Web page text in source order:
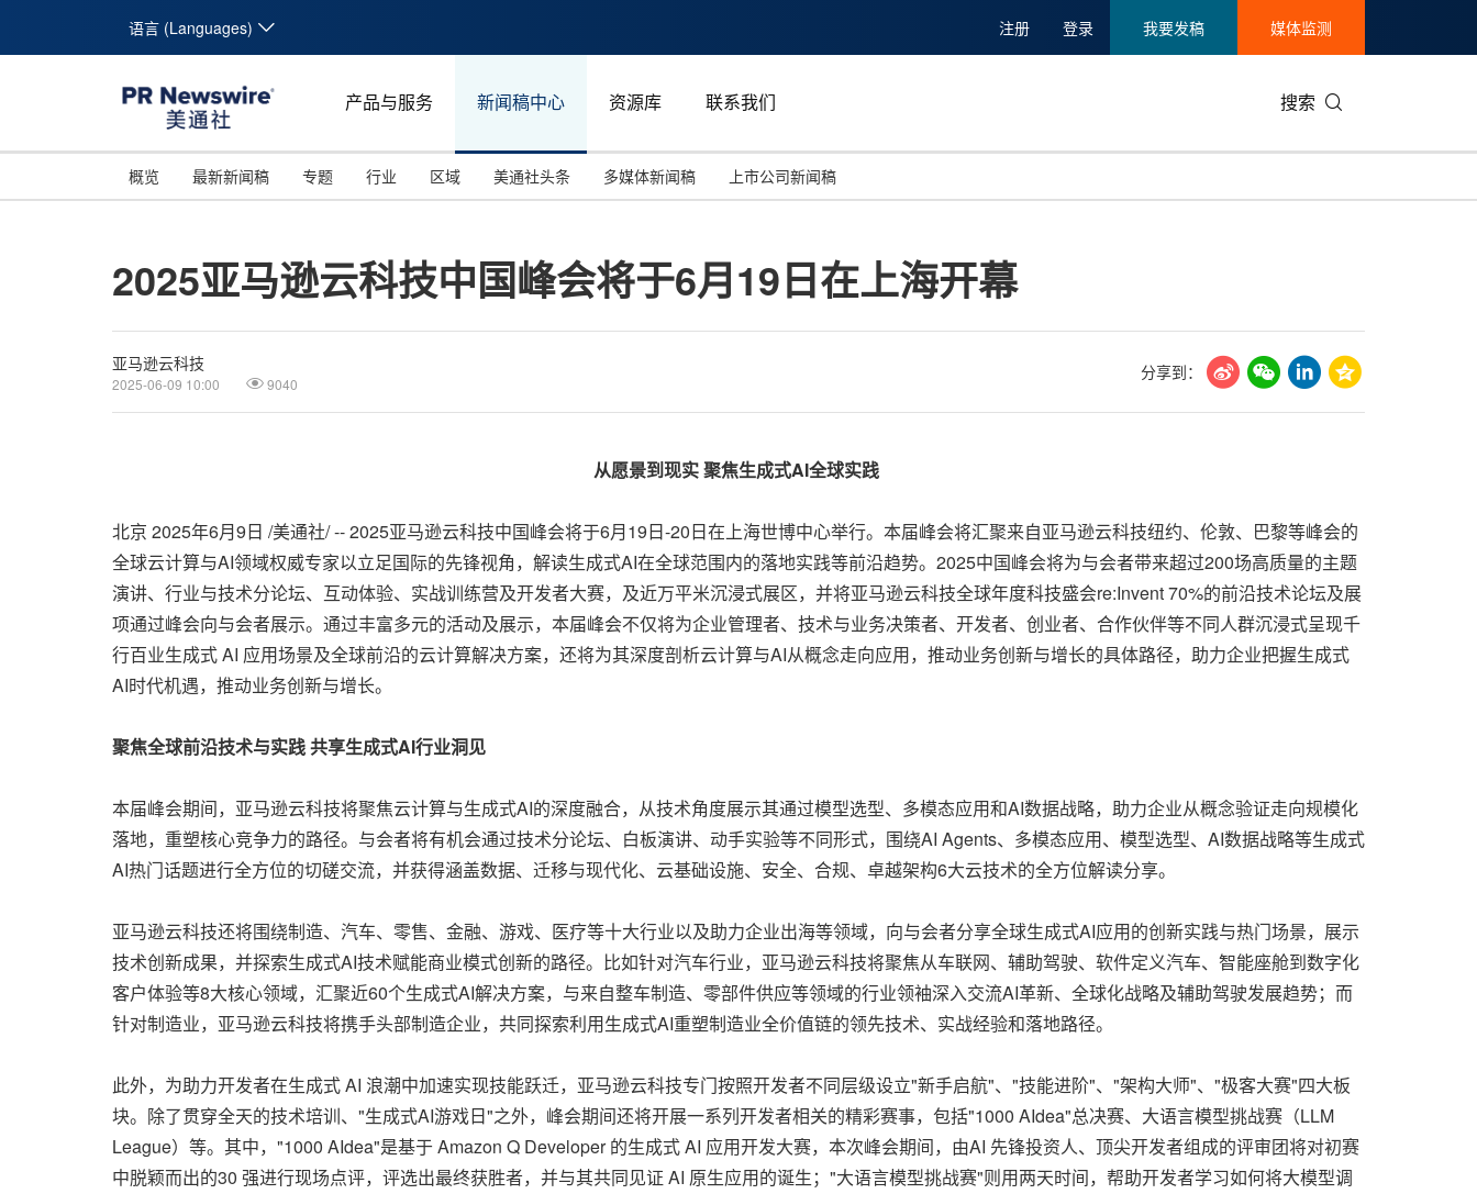
语言 (Languages) 注册 登录 我要发稿 媒体监测
产品与服务 新闻稿中心 资源库 联系我们 搜索
概览 最新新闻稿 专题
投资并购
美国临床肿瘤学会(ASCO)
行业
能源化工与环保
区域
马来西亚
美通社头条 多媒体新闻稿 上市公司新闻稿
2025亚马逊云科技中国峰会将于6月19日在上海开幕
亚马逊云科技
2025-06-09 10:00 9040
分享到：
从愿景到现实聚焦生成式AI全球实践
北京 2025年6月9日 /美通社/ -- 2025亚马逊云科技中国峰会将于6月19日-20日在上海世博中心举行。本届峰会将汇聚来自亚马逊云科技纽约、伦敦、巴黎等峰会的
全球云计算与AI领域权威专家以立足国际的先锋视角，解读生成式AI在全球范围内的落地实践等前沿趋势。2025中国峰会将为与会者带来超过200场高质量的主题
演讲、行业与技术分论坛、互动体验、实战训练营及开发者大赛，及近万平米沉浸式展区，并将亚马逊云科技全球年度科技盛会re:Invent 70%的前沿技术论坛及展
项通过峰会向与会者展示。通过丰富多元的活动及展示，本届峰会不仅将为企业管理者、技术与业务决策者、开发者、创业者、合作伙伴等不同人群沉浸式呈现千
行百业生成式 AI 应用场景及全球前沿的云计算解决方案，还将为其深度剖析云计算与AI从概念走向应用，推动业务创新与增长的具体路径，助力企业把握生成式
AI时代机遇，推动业务创新与增长。
聚焦全球前沿技术与实践共享生成式AI行业洞见
本届峰会期间，亚马逊云科技将聚焦云计算与生成式AI的深度融合，从技术角度展示其通过模型选型、多模态应用和AI数据战略，助力企业从概念验证走向规模化
落地，重塑核心竞争力的路径。与会者将有机会通过技术分论坛、白板演讲、动手实验等不同形式，围绕AI Agents、多模态应用、模型选型、AI数据战略等生成式
AI热门话题进行全方位的切磋交流，并获得涵盖数据、迁移与现代化、云基础设施、安全、合规、卓越架构6大云技术的全方位解读分享。
亚马逊云科技还将围绕制造、汽车、零售、金融、游戏、医疗等十大行业以及助力企业出海等领域，向与会者分享全球生成式AI应用的创新实践与热门场景，展示
技术创新成果，并探索生成式AI技术赋能商业模式创新的路径。比如针对汽车行业，亚马逊云科技将聚焦从车联网、辅助驾驶、软件定义汽车、智能座舱到数字化
客户体验等8大核心领域，汇聚近60个生成式AI解决方案，与来自整车制造、零部件供应等领域的行业领袖深入交流AI革新、全球化战略及辅助驾驶发展趋势；而
针对制造业，亚马逊云科技将携手头部制造企业，共同探索利用生成式AI重塑制造业全价值链的领先技术、实战经验和落地路径。
此外，为助力开发者在生成式 AI 浪潮中加速实现技能跃迁，亚马逊云科技专门按照开发者不同层级设立"新手启航"、"技能进阶"、"架构大师"、"极客大赛"四大板
块。除了贯穿全天的技术培训、"生成式AI游戏日"之外，峰会期间还将开展一系列开发者相关的精彩赛事，包括"1000 AIdea"总决赛、大语言模型挑战赛（LLM
League）等。其中，"1000 AIdea"是基于 Amazon Q Developer 的生成式 AI 应用开发大赛，本次峰会期间，由AI 先锋投资人、顶尖开发者组成的评审团将对初赛
中脱颖而出的30 强进行现场点评，评选出最终获胜者，并与其共同见证 AI 原生应用的诞生；"大语言模型挑战赛"则用两天时间，帮助开发者学习如何将大模型调